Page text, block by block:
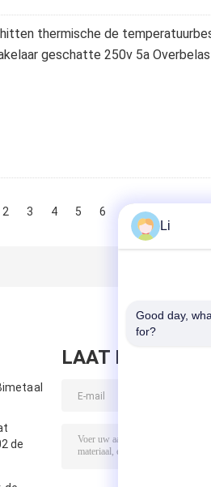
thermische de
geschatte 250v 5a
2 3 4 5 6 8
de
LAAT BERICHT
Li
Good day,
for?